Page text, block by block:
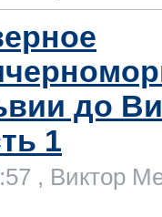
до
1
, Виктор